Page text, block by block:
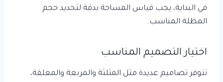
في البداية، يجب قياس المساحة بدقة لتحديد حجم
المظلة المناسب.
اختيار التصميم المناسب
تتوفر تصاميم عديدة مثل المثلثة والمربعة والمعلقة،